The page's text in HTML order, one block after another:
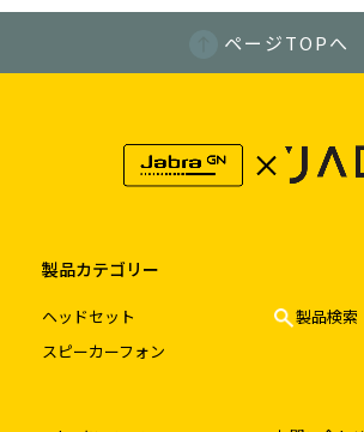
ページTOPへ
製品カテゴリー
ヘッドセット
スピーカーフォン
製品検索